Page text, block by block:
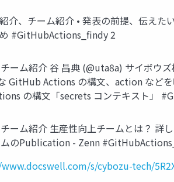
介、チーム紹介 • 発表の前提、伝え
#GitHubActions_findy 2
ーム紹介 谷 昌典 (@uta8a) サイボウ
GitHub Actions の構文、action など
の構文「secrets コンテキスト」
ーム紹介 生産性向上チームとは？
のPublication - Zenn
s/cybozu-tech/